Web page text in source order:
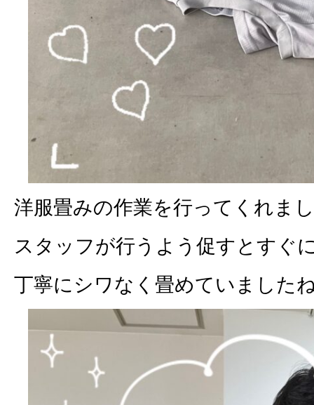
洋服畳みの作業を行ってくれま
スタッフが行うよう促すとすぐ
丁寧にシワなく畳めていました